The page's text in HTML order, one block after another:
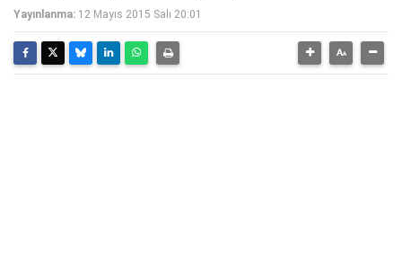
Yayınlanma: 12 Mayıs 2015 Salı 20:01